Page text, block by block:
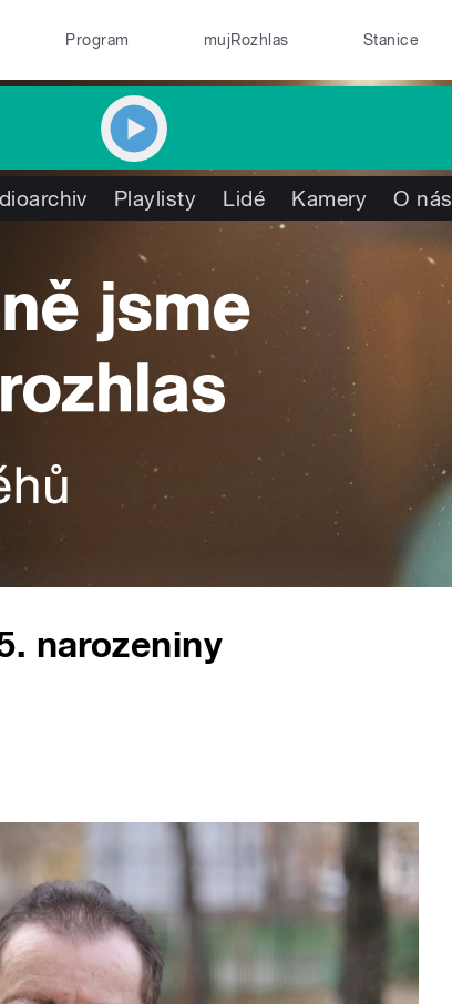
Program mujRozhlas Stanice
Playlisty Lidé Kamery O nás
narozeniny